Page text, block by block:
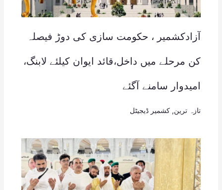
آزادکشمیر ، حکومت سازی کی دوڑ فیصلہ
کن مرحلے میں داخل،قائد ایوان کیلئے لابنگ،
امیدوار سامنے آگئے
تازہ ترین کشمیر ڈیجیٹل